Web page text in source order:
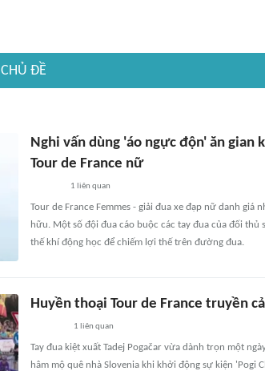
CHỦ ĐỀ
Nghi vấn dùng 'áo ngực độn' ăn gian
Tour de France nữ
1 liên quan
Tour de France Femmes - giải đua xe đạp nữ danh
hữu. Một số đội đua cáo buộc các tay đua của đối
thế khí động học để chiếm lợi thế trên đường đua.
Huyền thoại Tour de France truyền
1 liên quan
Tay đua kiệt xuất Tadej Pogačar vừa dành trọn một
hâm mộ quê nhà Slovenia khi khởi động sự kiện 'Pogi